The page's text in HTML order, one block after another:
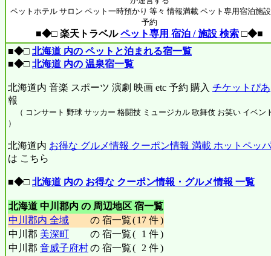
ペットホテル サロン ペット一時預かり 等々 情報満載 ペット専用宿泊施
予約
■◆□ 楽天トラベルペット専用 宿泊 / 施設 検索 □◆■
■◆□ 北海道 内の ペットと泊まれる宿一覧
■◆□ 北海道 内の 温泉宿一覧
北海道内 音楽 スポーツ 演劇 映画 etc 予約 購入 チケットぴあ
報
（ コンサート 野球 サッカー 格闘技 ミュージカル 歌舞伎 お笑い イベン
）
北海道内 お得な グルメ情報 クーポン情報 満載 ホットペッ
は こちら
■◆□ 北海道 内の お得な クーポン情報・グルメ情報 一覧
北海道 中川郡内 の 周辺地区 宿一覧
中川郡内 全域
の 宿一覧(17 件)
中川郡 美深町 の 宿一覧( 1 件)
中川郡 音威子府村の 宿一覧( 2 件)